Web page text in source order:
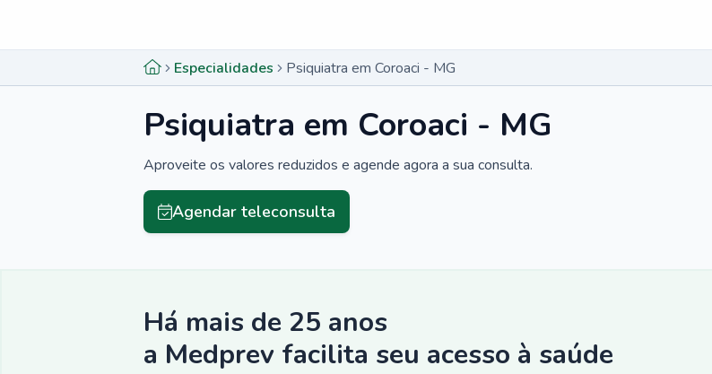
Especialidades Psiquiatra em Coroaci - MG
Psiquiatra em Coroaci - MG
Aproveite os valores reduzidos e agende agora a sua consulta.
Agendar teleconsulta
Há mais de 25 anos
a Medprev facilita seu acesso à saúde